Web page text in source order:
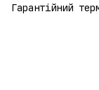
Гарантійний